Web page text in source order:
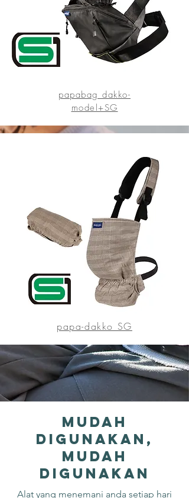
papabag dakko-
model+SG
papa-dakko SG
Mudah
digunakan,
mudah
digunakan
Alat yang menemani anda setiap hari